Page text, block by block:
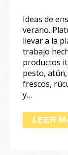
Ideas de
verano.
llevar a la
trabajo
productos
pesto,
frescos,
y…
LEER